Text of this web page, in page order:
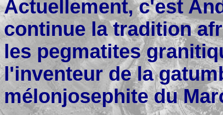
Actuellement, c'est
continue la tradition
les pegmatites
l'inventeur de la
mélonjosephite du